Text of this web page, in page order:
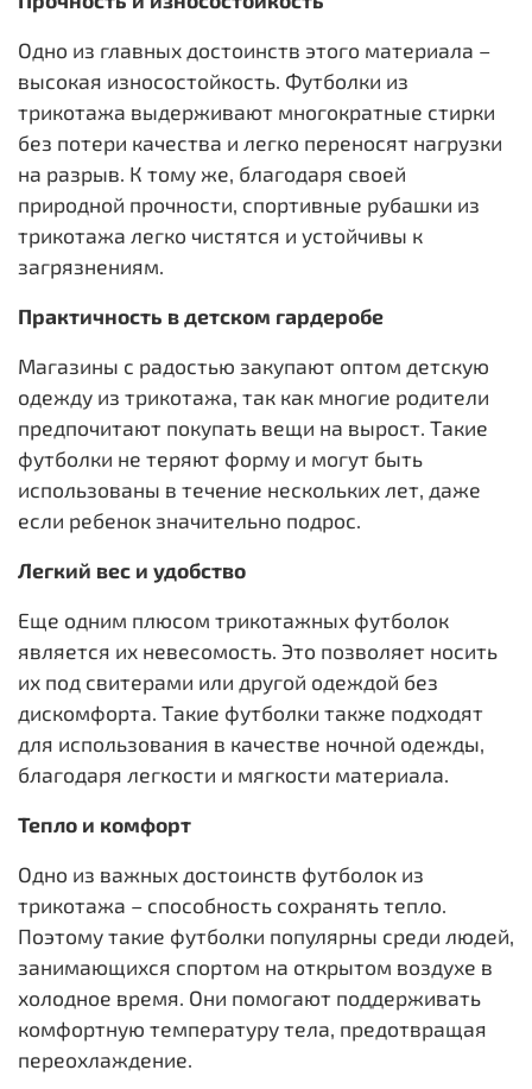
Одно из главных достоинств этого материала –
высокая износостойкость. Футболки из
трикотажа выдерживают многократные стирки
без потери качества и легко переносят нагрузки
на разрыв. К тому же, благодаря своей
природной прочности, спортивные рубашки из
трикотажа легко чистятся и устойчивы к
загрязнениям.
Практичность в детском гардеробе
Магазины с радостью закупают оптом детскую
одежду из трикотажа, так как многие родители
предпочитают покупать вещи на вырост. Такие
футболки не теряют форму и могут быть
использованы в течение нескольких лет, даже
если ребенок значительно подрос.
Легкий вес и удобство
Еще одним плюсом трикотажных футболок
является их невесомость. Это позволяет носить
их под свитерами или другой одеждой без
дискомфорта. Такие футболки также подходят
для использования в качестве ночной одежды,
благодаря легкости и мягкости материала.
Тепло и комфорт
Одно из важных достоинств футболок из
трикотажа – способность сохранять тепло.
Поэтому такие футболки популярны среди людей,
занимающихся спортом на открытом воздухе в
холодное время. Они помогают поддерживать
комфортную температуру тела, предотвращая
переохлаждение.